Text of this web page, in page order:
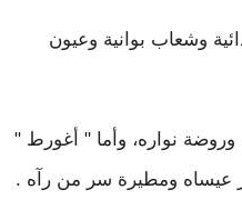
وشعاب بوانية وعيون
وروضة نواره، وأما " أغورط "
عيساه ومطيرة سر من رآه .